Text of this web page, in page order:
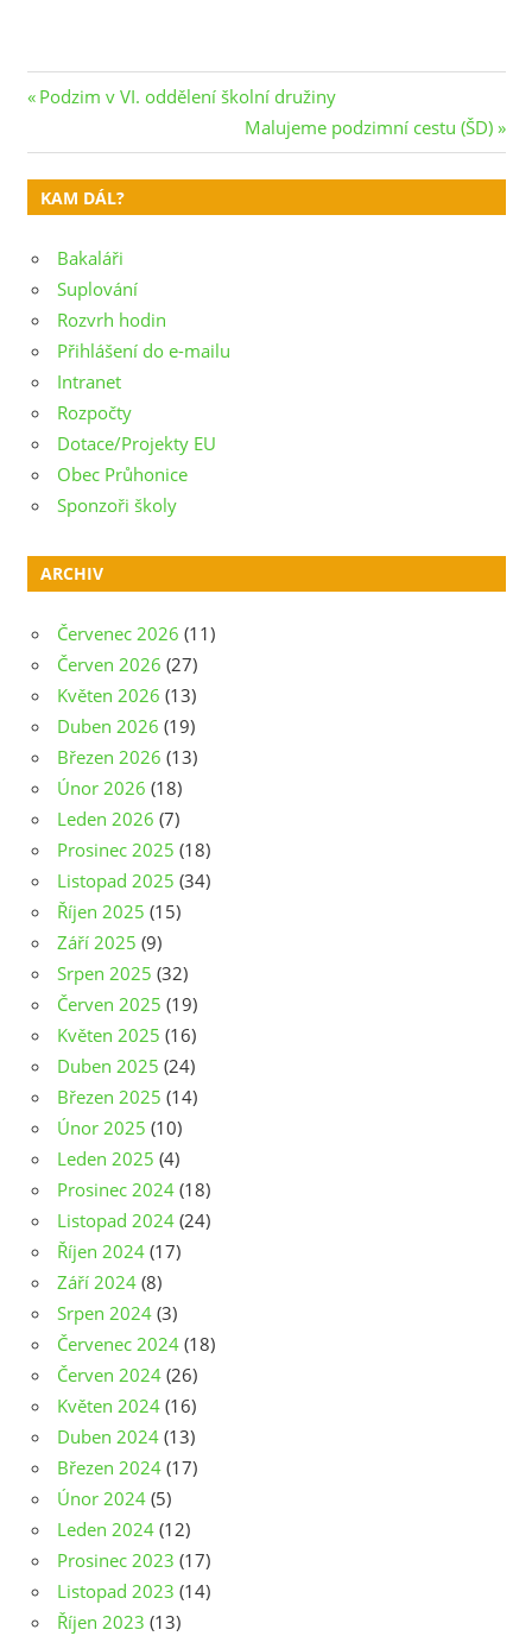
Navigace
pro
příspěvek
Previous
Podzim v VI. oddělení školní družiny
Next
Post:
Malujeme podzimní cestu (ŠD)
KAM DÁL?
Bakaláři
Suplování
Rozvrh hodin
Přihlášení do e-mailu
Intranet
Rozpočty
Dotace/Projekty EU
Obec Průhonice
Sponzoři školy
ARCHIV
Červenec 2026 (11)
Červen 2026 (27)
Květen 2026 (13)
Duben 2026 (19)
Březen 2026 (13)
Únor 2026 (18)
Leden 2026 (7)
Prosinec 2025 (18)
Listopad 2025 (34)
Říjen 2025 (15)
Září 2025 (9)
Srpen 2025 (32)
Červen 2025 (19)
Květen 2025 (16)
Duben 2025 (24)
Březen 2025 (14)
Únor 2025 (10)
Leden 2025 (4)
Prosinec 2024 (18)
Listopad 2024 (24)
Říjen 2024 (17)
Září 2024 (8)
Srpen 2024 (3)
Červenec 2024 (18)
Červen 2024 (26)
Květen 2024 (16)
Duben 2024 (13)
Březen 2024 (17)
Únor 2024 (5)
Leden 2024 (12)
Prosinec 2023 (17)
Listopad 2023 (14)
Říjen 2023 (13)